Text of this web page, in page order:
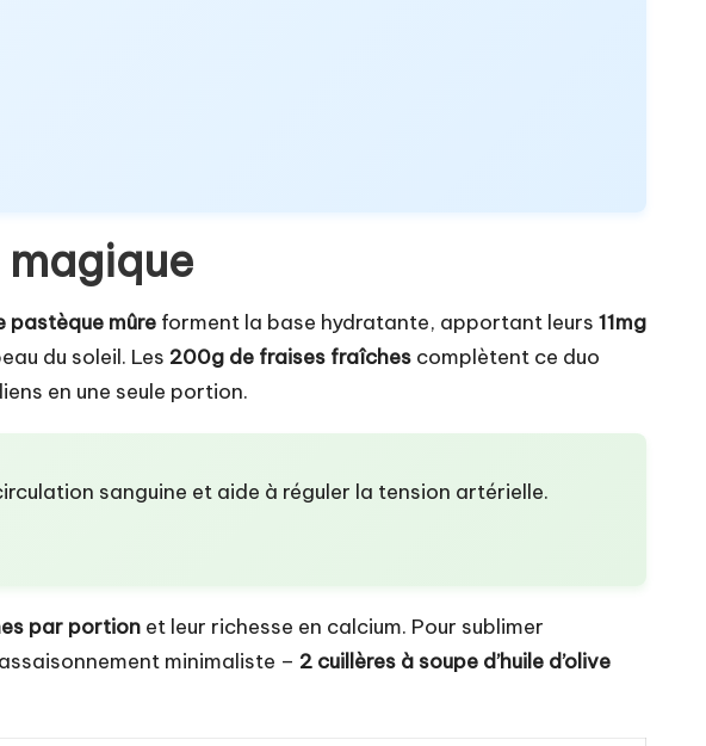
pastèque mûre forment la base hydratante, apportant leurs 11mg
du soleil. Les 200g de fraises fraîches complètent ce duo
en une seule portion.
sanguine et aide à réguler la tension artérielle.
par portion et leur richesse en calcium. Pour sublimer
minimaliste – 2 cuillères à soupe d’huile d’olive